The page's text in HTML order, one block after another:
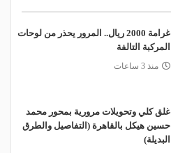
غرامة 2000 ريال.. المرور يحذر من لوحات
المركبة التالفة
منذ 3 ساعات
غلق كلي وتحويلات مرورية بمحور محمد
حسين هيكل بالقاهرة (التفاصيل والطرق
البديلة)